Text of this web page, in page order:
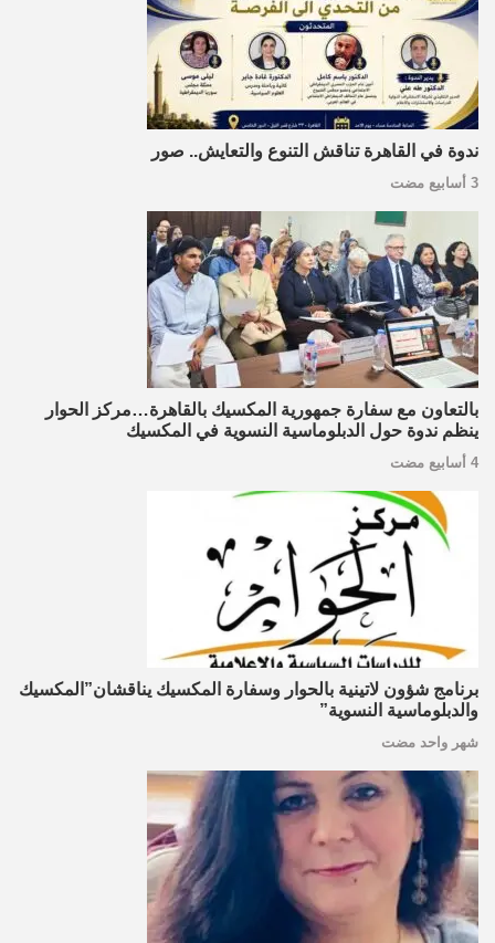
ندوة في القاهرة تناقش التنوع والتعايش.. صور
3 أسابيع مضت
بالتعاون مع سفارة جمهورية المكسيك بالقاهرة…مركز الحوار
ينظم ندوة حول الدبلوماسية النسوية في المكسيك
4 أسابيع مضت
برنامج شؤون لاتينية بالحوار وسفارة المكسيك يناقشان”المكسيك
والدبلوماسية النسوية”
شهر واحد مضت